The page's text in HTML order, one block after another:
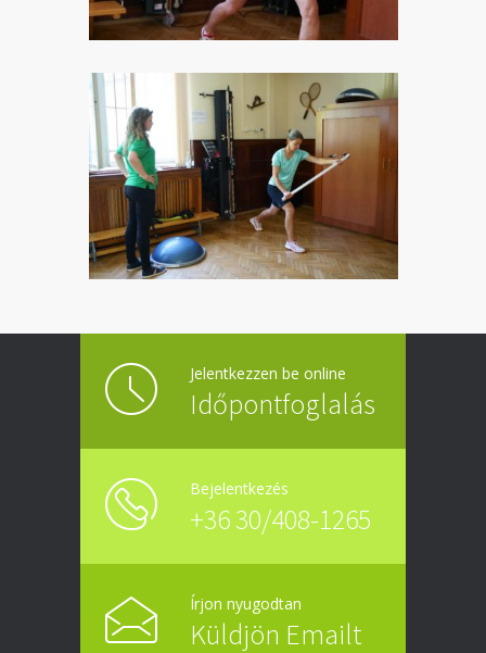
Jelentkezzen be online
Időpontfoglalás
Bejelentkezés
+36 30/408-1265
Írjon nyugodtan
Küldjön Emailt